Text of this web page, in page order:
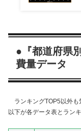
●『都道府県
費量データ
ランキングTOP5以外も
以下が各データ表とラン